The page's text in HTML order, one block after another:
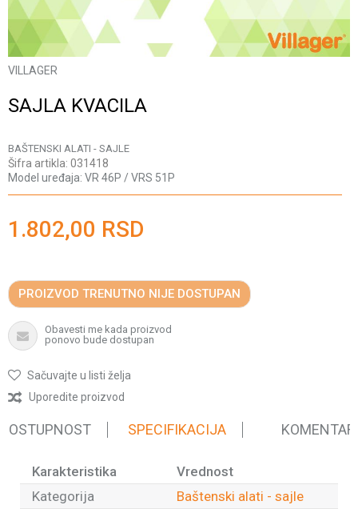
VILLAGER
SAJLA KVACILA
BAŠTENSKI ALATI - SAJLE
Šifra artikla: 031418
Model uređaja: VR 46P / VRS 51P
1.802,00 RSD
PROIZVOD TRENUTNO NIJE DOSTUPAN
Obavesti me kada proizvod
ponovo bude dostupan
Sačuvajte u listi želja
Uporedite proizvod
SPECIFIKACIJA
Karakteristika
Vrednost
Kategorija
Baštenski alati - sajle